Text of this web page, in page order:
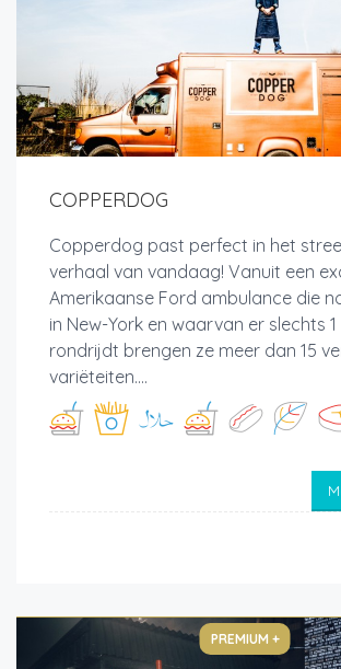
COPPERDOG
Copperdog past perfect in het
verhaal van vandaag! Vanuit een
Amerikaanse Ford ambulance die
in New-York en waarvan er slechts 1
rondrijdt brengen ze meer dan 15
variëteiten....
PREMIUM +